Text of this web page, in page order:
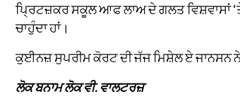
ਪ੍ਰਿਟਜ਼ਕਰ ਸਕੂਲ ਆਫ ਲਾਅ ਦੇ ਗਲਤ ਵਿਸ਼ਵਾਸਾਂ
ਚਾਹੁੰਦਾ ਹਾਂ।
ਕੁਈਨਜ਼ ਸੁਪਰੀਮ ਕੋਰਟ ਦੀ ਜੱਜ ਮਿਸ਼ੇਲ ਏ ਜਾਨਸਨ
ਲੋਕ ਬਨਾਮ ਲੋਕ ਵੀ. ਵਾਲਟਰਜ਼